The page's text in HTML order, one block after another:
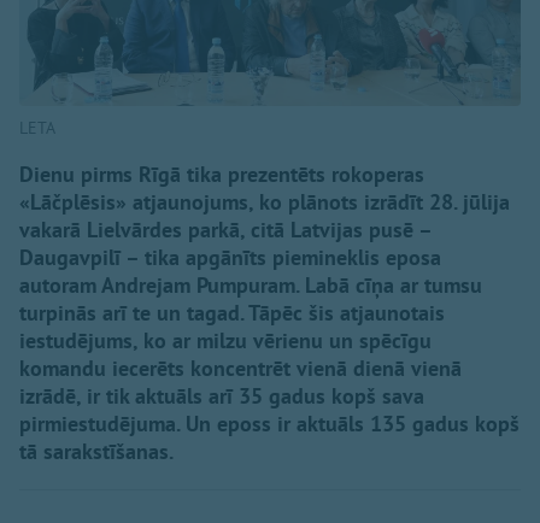
LETA
Dienu pirms Rīgā tika prezentēts rokoperas
«Lāčplēsis» atjaunojums, ko plānots izrādīt 28. jūlija
vakarā Lielvārdes parkā, citā Latvijas pusē –
Daugavpilī – tika apgānīts piemineklis eposa
autoram Andrejam Pumpuram. Labā cīņa ar tumsu
turpinās arī te un tagad. Tāpēc šis atjaunotais
iestudējums, ko ar milzu vērienu un spēcīgu
komandu iecerēts koncentrēt vienā dienā vienā
izrādē, ir tik aktuāls arī 35 gadus kopš sava
pirmiestudējuma. Un eposs ir aktuāls 135 gadus kopš
tā sarakstīšanas.